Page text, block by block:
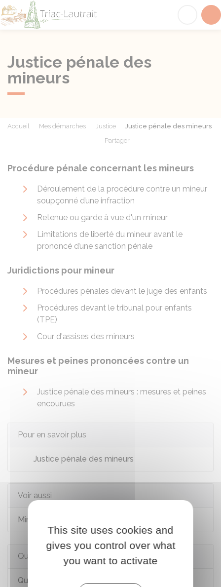
Justice pénale des
mineurs
Accueil Mes démarches Justice
Justice pénale des mineurs
Partager
Procédure pénale concernant les mineurs
Déroulement de la procédure contre un mineur
soupçonné d’une infraction
Retenue ou garde à vue d'un mineur
Limitations de liberté du mineur avant le
prononcé d’une sanction pénale
Juridictions pour mineur
Procédures pénales devant le juge des enfants
Procédures devant le tribunal pour enfants
(TPE)
Cour d'assises des mineurs
Mesures et peines prononcées contre un
mineur
Justice pénale des mineurs : mesures et peines
encourues
Pour en savoir plus
Justice pénale des mineurs
Voir aussi
Mineur victime
Questions ? Réponses !
Quel adulte peut assister un mineur délinquant
This site uses cookies and
gives you control over what
you want to activate